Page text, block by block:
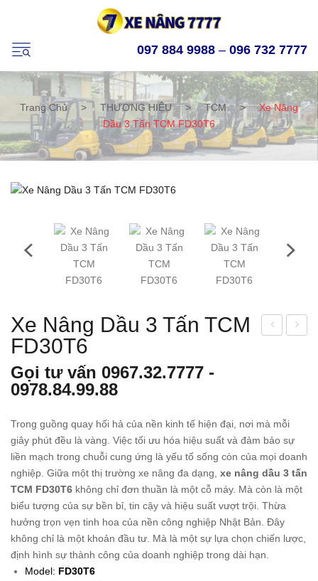
097 884 9988 – 096 732 7777
Trang Chủ > THƯƠNG HIỆU > TCM >
Xe Nâng
Dầu 3 Tấn TCM FD30T6
Tấn
KO
MA
TS
U
FD1
5C-
i Lái
2
Tấn
TS
Xe Nâng Dầu 3 Tấn TCM
FD30T6
Gọi tư vấn 0967.32.7777 -
0978.84.99.88
Trong guồng quay hối hả của nền kinh tế hiện đại, nơi mà mỗi
giây phút đều là vàng. Việc tối ưu hóa hiệu suất và đảm bảo sự
liền mạch trong chuỗi cung ứng là yếu tố sống còn của mọi doanh
nghiệp. Giữa một thị trường xe nâng đa dạng, xe nâng dầu 3 tấn
TCM FD30T6 không chỉ đơn thuần là một cỗ máy. Mà còn là một
biểu tượng của sự bền bỉ, tin cậy và hiệu suất vượt trội. Thừa
hưởng trọn vẹn tinh hoa của nền công nghiệp Nhật Bản. Đây
không chỉ là một khoản đầu tư. Mà là một sự lựa chọn chiến lược,
định hình sự thành công của doanh nghiệp trong dài hạn.
Model: FD30T6